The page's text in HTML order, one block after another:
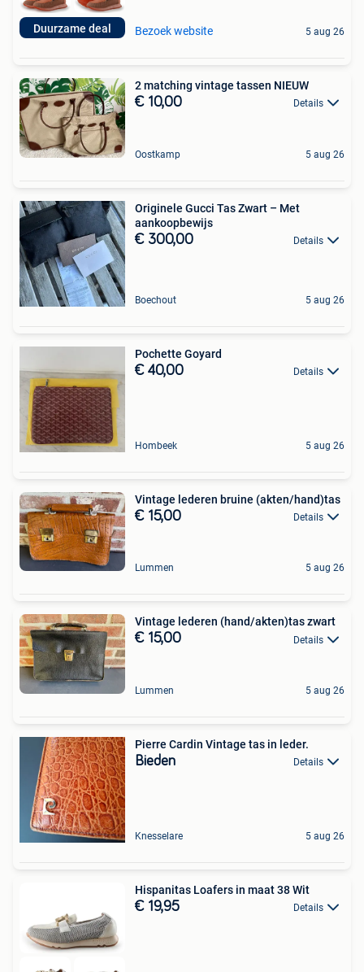
Duurzame deal Bezoek website 5 aug 26
2 matching vintage tassen NIEUW
€ 10,00 Details
Oostkamp 5 aug 26
Originele Gucci Tas Zwart – Met
aankoopbewijs
€ 300,00 Details
Boechout 5 aug 26
Pochette Goyard
€ 40,00 Details
Hombeek 5 aug 26
Vintage lederen bruine (akten/hand)tas
€ 15,00 Details
Lummen 5 aug 26
Vintage lederen (hand/akten)tas zwart
€ 15,00 Details
Lummen 5 aug 26
Pierre Cardin Vintage tas in leder.
Bieden Details
Knesselare 5 aug 26
Hispanitas Loafers in maat 38 Wit
€ 19,95 Details